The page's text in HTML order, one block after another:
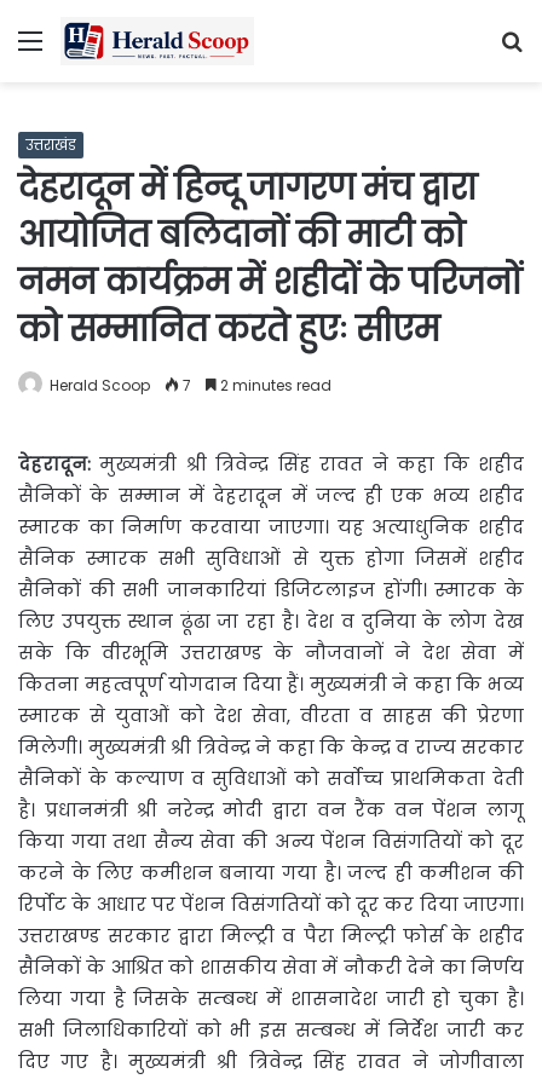
Menu
उत्तराखंड
देहरादून में हिन्दू जागरण मंच द्वारा
आयोजित बलिदानों की माटी को
नमन कार्यक्रम में शहीदों के परिजनों
को सम्मानित करते हुएः सीएम
Herald Scoop 7 2 minutes read
देहरादून:मुख्यमंत्री श्री त्रिवेन्द्र सिंह रावत ने कहा कि शहीद
सैनिकों के सम्मान में देहरादून में जल्द ही एक भव्य शहीद
स्मारक का निर्माण करवाया जाएगा। यह अत्याधुनिक शहीद
सैनिक स्मारक सभी सुविधाओं से युक्त होगा जिसमें शहीद
सैनिकों की सभी जानकारियां डिजिटलाइज होंगी। स्मारक के
लिए उपयुक्त स्थान ढूंढा जा रहा है। देश व दुनिया के लोग देख
सके कि वीरभूमि उत्तराखण्ड के नौजवानों ने देश सेवा में
कितना महत्वपूर्ण योगदान दिया हैं। मुख्यमंत्री ने कहा कि भव्य
स्मारक से युवाओं को देश सेवा, वीरता व साहस की प्रेरणा
मिलेगी। मुख्यमंत्री श्री त्रिवेन्द्र ने कहा कि केन्द्र व राज्य सरकार
सैनिकों के कल्याण व सुविधाओं को सर्वोच्च प्राथमिकता देती
है। प्रधानमंत्री श्री नरेन्द्र मोदी द्वारा वन रैंक वन पेंशन लागू
किया गया तथा सैन्य सेवा की अन्य पेंशन विसंगतियों को दूर
करने के लिए कमीशन बनाया गया है। जल्द ही कमीशन की
रिर्पोट के आधार पर पेंशन विसंगतियों को दूर कर दिया जाएगा।
उत्तराखण्ड सरकार द्वारा मिल्ट्री व पैरा मिल्ट्री फोर्स के शहीद
सैनिकों के आश्रित को शासकीय सेवा में नौकरी देने का निर्णय
लिया गया है जिसके सम्बन्ध में शासनादेश जारी हो चुका है।
सभी जिलाधिकारियों को भी इस सम्बन्ध में निर्देश जारी कर
दिए गए है। मुख्यमंत्री श्री त्रिवेन्द्र सिंह रावत ने जोगीवाला